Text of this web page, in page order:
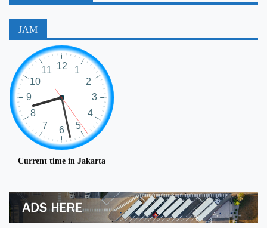
JAM
Current time in Jakarta